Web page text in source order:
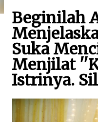
Beginilah
Suka
Menjilat
Istrinya.